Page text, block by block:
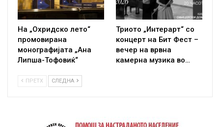
На „Охридско лето“
промовирана
монографијата „Ана
Липша-Тофовиќ“
Триото „Интерарт“ со
концерт на Бит Фест –
вечер на врвна
камерна музика во…
ПРЕТХ СЛЕДНА